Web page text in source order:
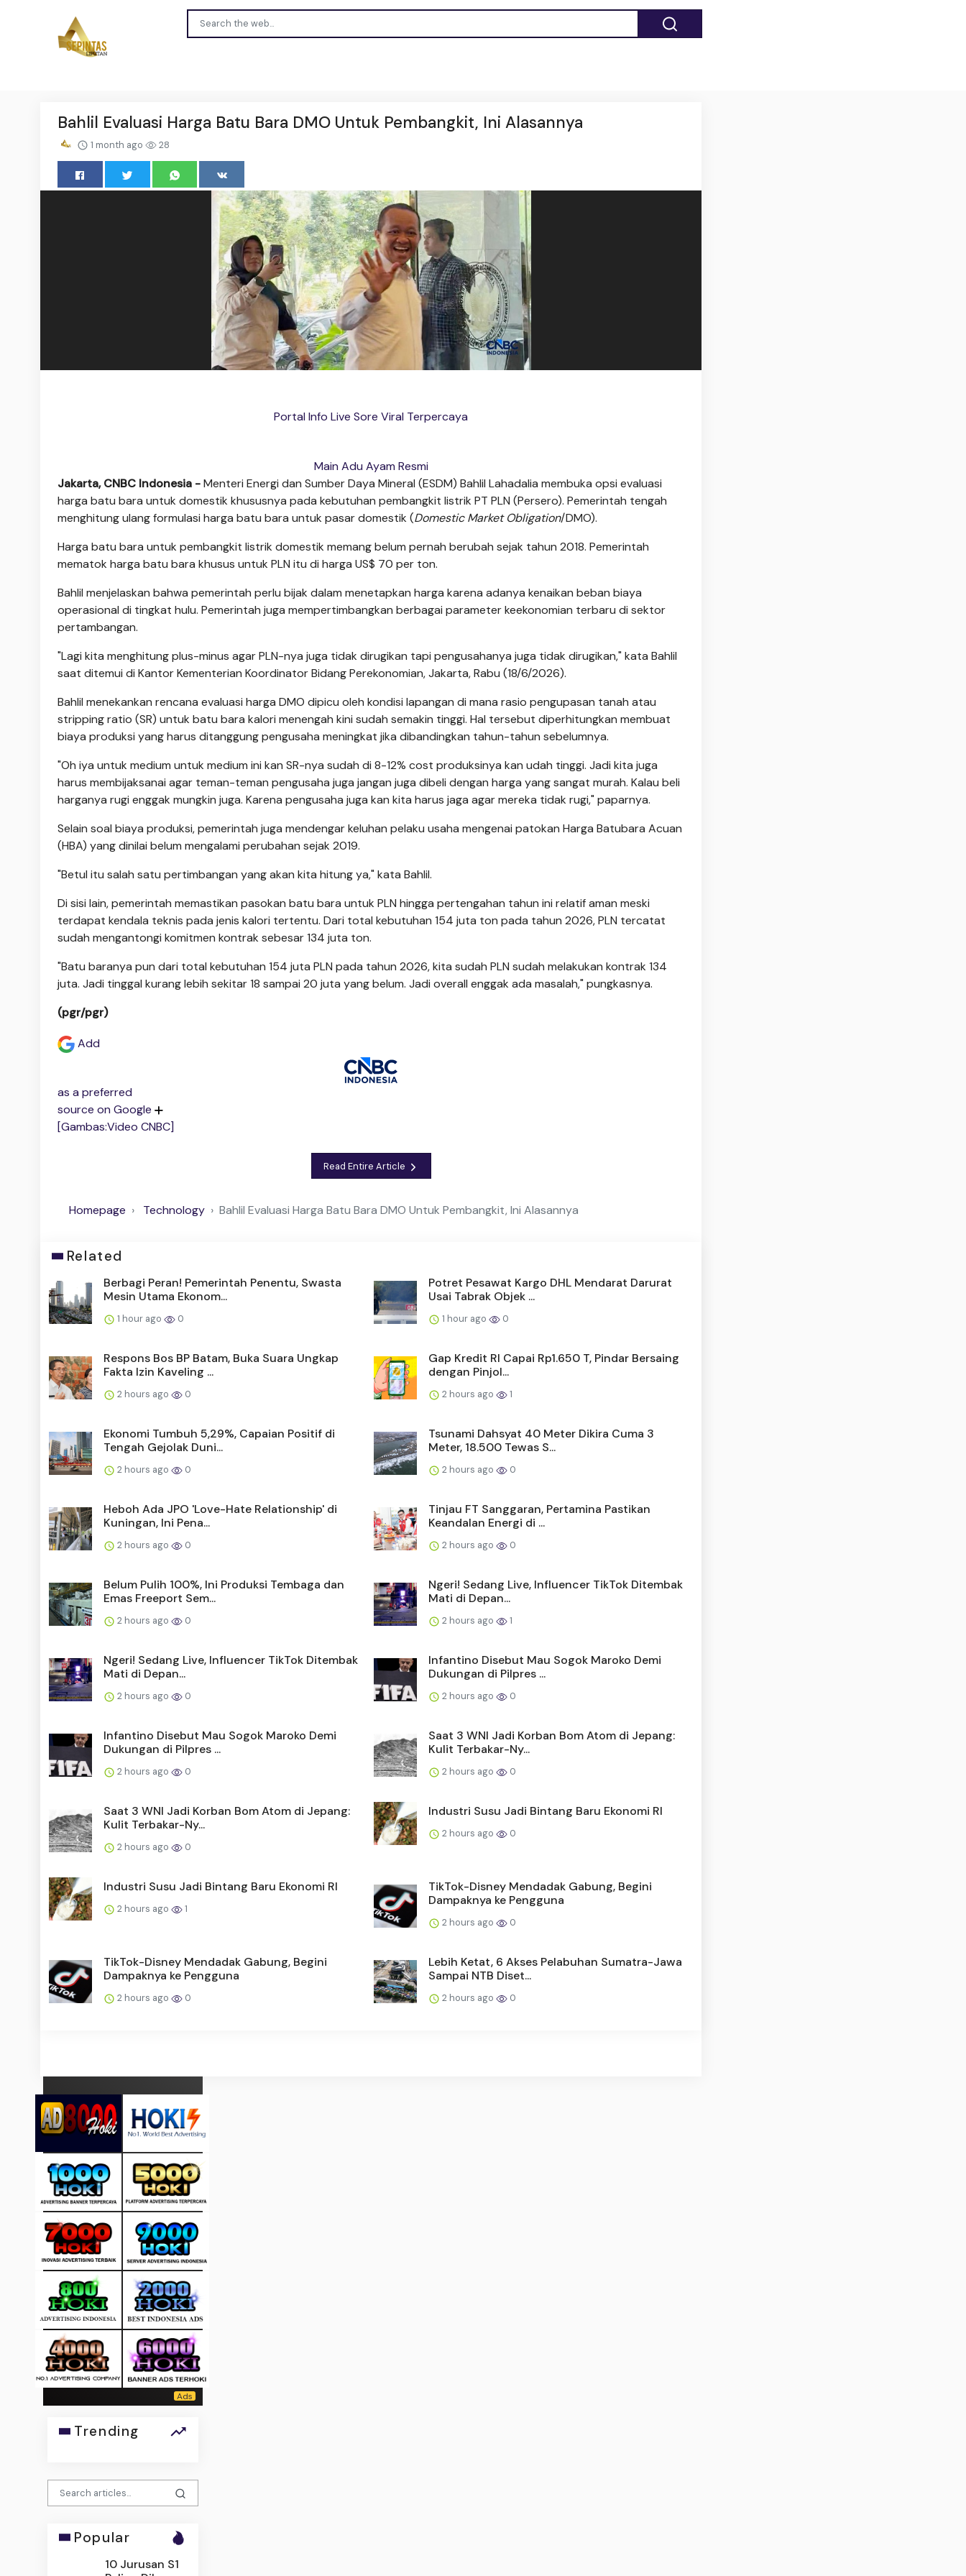
Bahlil Evaluasi Harga Batu Bara DMO Untuk Pembangkit, Ini Alasannya
1 month ago 28
Portal Info Live Sore Viral Terpercaya
Main Adu Ayam Resmi
Jakarta, CNBC Indonesia -Menteri Energi dan Sumber Daya Mineral (ESDM) Bahlil Lahadalia membuka opsi evaluasi
harga batu bara untuk domestik khususnya pada kebutuhan pembangkit listrik PT PLN (Persero). Pemerintah tengah
menghitung ulang formulasi harga batu bara untuk pasar domestik (Domestic Market Obligation/DMO).
Harga batu bara untuk pembangkit listrik domestik memang belum pernah berubah sejak tahun 2018. Pemerintah
mematok harga batu bara khusus untuk PLN itu di harga US$ 70 per ton.
Bahlil menjelaskan bahwa pemerintah perlu bijak dalam menetapkan harga karena adanya kenaikan beban biaya
operasional di tingkat hulu. Pemerintah juga mempertimbangkan berbagai parameter keekonomian terbaru di sektor
pertambangan.
"Lagi kita menghitung plus-minus agar PLN-nya juga tidak dirugikan tapi pengusahanya juga tidak dirugikan," kata Bahlil
saat ditemui di Kantor Kementerian Koordinator Bidang Perekonomian, Jakarta, Rabu (18/6/2026).
Bahlil menekankan rencana evaluasi harga DMO dipicu oleh kondisi lapangan di mana rasio pengupasan tanah atau
stripping ratio (SR) untuk batu bara kalori menengah kini sudah semakin tinggi. Hal tersebut diperhitungkan membuat
biaya produksi yang harus ditanggung pengusaha meningkat jika dibandingkan tahun-tahun sebelumnya.
"Oh iya untuk medium untuk medium ini kan SR-nya sudah di 8-12% cost produksinya kan udah tinggi. Jadi kita juga
harus membijaksanai agar teman-teman pengusaha juga jangan juga dibeli dengan harga yang sangat murah. Kalau beli
harganya rugi enggak mungkin juga. Karena pengusaha juga kan kita harus jaga agar mereka tidak rugi," paparnya.
Selain soal biaya produksi, pemerintah juga mendengar keluhan pelaku usaha mengenai patokan Harga Batubara Acuan
(HBA) yang dinilai belum mengalami perubahan sejak 2019.
"Betul itu salah satu pertimbangan yang akan kita hitung ya," kata Bahlil.
Di sisi lain, pemerintah memastikan pasokan batu bara untuk PLN hingga pertengahan tahun ini relatif aman meski
terdapat kendala teknis pada jenis kalori tertentu. Dari total kebutuhan 154 juta ton pada tahun 2026, PLN tercatat
sudah mengantongi komitmen kontrak sebesar 134 juta ton.
"Batu baranya pun dari total kebutuhan 154 juta PLN pada tahun 2026, kita sudah PLN sudah melakukan kontrak 134
juta. Jadi tinggal kurang lebih sekitar 18 sampai 20 juta yang belum. Jadi overall enggak ada masalah," pungkasnya.
(pgr/pgr)
Add
as a preferred
source on Google
[Gambas:Video CNBC]
Read Entire Article
Homepage Technology Bahlil Evaluasi Harga Batu Bara DMO Untuk Pembangkit, Ini Alasannya
Related
Berbagi Peran! Pemerintah Penentu, Swasta
Mesin Utama Ekonom...
1 hour ago 0
Potret Pesawat Kargo DHL Mendarat Darurat
Usai Tabrak Objek ...
1 hour ago 0
Respons Bos BP Batam, Buka Suara Ungkap
Fakta Izin Kaveling ...
2 hours ago 0
Gap Kredit RI Capai Rp1.650 T, Pindar Bersaing
dengan Pinjol...
2 hours ago 1
Ekonomi Tumbuh 5,29%, Capaian Positif di
Tengah Gejolak Duni...
2 hours ago 0
Tsunami Dahsyat 40 Meter Dikira Cuma 3
Meter, 18.500 Tewas S...
2 hours ago 0
Heboh Ada JPO 'Love-Hate Relationship' di
Kuningan, Ini Pena...
2 hours ago 0
Tinjau FT Sanggaran, Pertamina Pastikan
Keandalan Energi di ...
2 hours ago 0
Belum Pulih 100%, Ini Produksi Tembaga dan
Emas Freeport Sem...
2 hours ago 0
Ngeri! Sedang Live, Influencer TikTok Ditembak
Mati di Depan...
2 hours ago 1
Ngeri! Sedang Live, Influencer TikTok Ditembak
Mati di Depan...
2 hours ago 0
Infantino Disebut Mau Sogok Maroko Demi
Dukungan di Pilpres ...
2 hours ago 0
Infantino Disebut Mau Sogok Maroko Demi
Dukungan di Pilpres ...
2 hours ago 0
Saat 3 WNI Jadi Korban Bom Atom di Jepang:
Kulit Terbakar-Ny...
2 hours ago 0
Saat 3 WNI Jadi Korban Bom Atom di Jepang:
Kulit Terbakar-Ny...
2 hours ago 0
Industri Susu Jadi Bintang Baru Ekonomi RI
2 hours ago 0
Industri Susu Jadi Bintang Baru Ekonomi RI
2 hours ago 1
TikTok-Disney Mendadak Gabung, Begini
Dampaknya ke Pengguna
2 hours ago 0
TikTok-Disney Mendadak Gabung, Begini
Dampaknya ke Pengguna
2 hours ago 0
Lebih Ketat, 6 Akses Pelabuhan Sumatra-Jawa
Sampai NTB Diset...
2 hours ago 0
Trending
Popular
10 Jurusan S1